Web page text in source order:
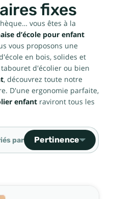
fixes
vous êtes à la
d’école pour enfant
vous proposons une
en bois, solides et
d'écolier ou bien
, découvrez toute notre
D'une ergonomie parfaite,
enfant raviront tous les
par Pertinence